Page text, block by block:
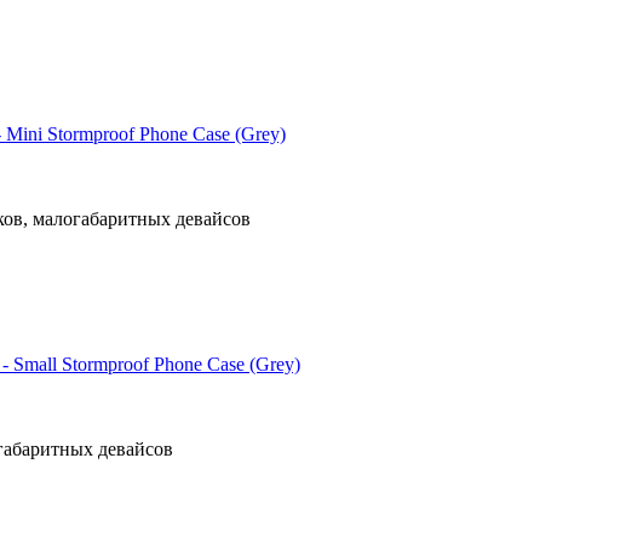
Stormproof Phone Case (Grey)
малогабаритных девайсов
Stormproof Phone Case (Grey)
девайсов